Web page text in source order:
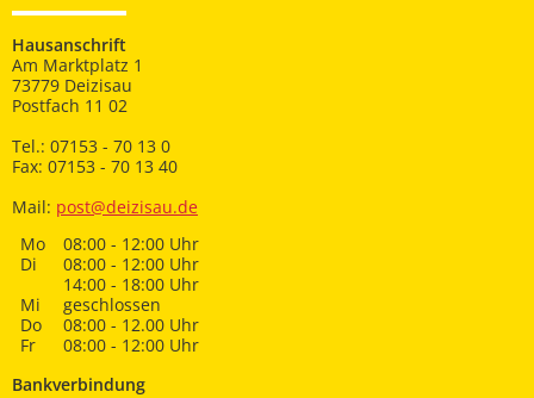
Hausanschrift
Am Marktplatz 1
73779 Deizisau
Postfach 11 02
Tel.: 07153 - 70 13 0
Fax: 07153 - 70 13 40
Mail: post@deizisau.de
Mo
08:00 - 12:00 Uhr
Di
08:00 - 12:00 Uhr
14:00 - 18:00 Uhr
Mi
geschlossen
Do
08:00 - 12.00 Uhr
Fr
08:00 - 12:00 Uhr
Bankverbindung